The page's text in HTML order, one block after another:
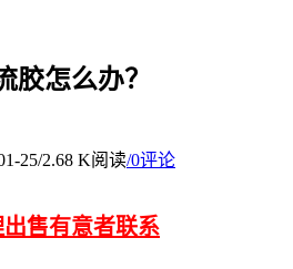
胶怎么办？
25/2.68 K阅读/0评论
售有意者联系